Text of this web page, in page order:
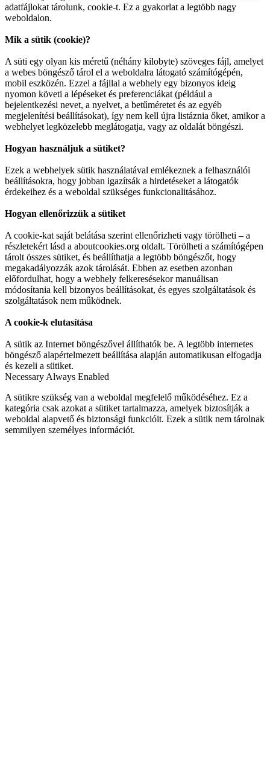
adatfájlokat tárolunk, cookie-t. Ez a gyakorlat a legtöbb nagy
weboldalon.
Mik a sütik (cookie)?
A süti egy olyan kis méretű (néhány kilobyte) szöveges fájl, amelyet
a webes böngésző tárol el a weboldalra látogató számítógépén,
mobil eszközén. Ezzel a fájllal a webhely egy bizonyos ideig
nyomon követi a lépéseket és preferenciákat (például a
bejelentkezési nevet, a nyelvet, a betűméretet és az egyéb
megjelenítési beállításokat), így nem kell újra listáznia őket, amikor a
webhelyet legközelebb meglátogatja, vagy az oldalát böngészi.
Hogyan használjuk a sütiket?
Ezek a webhelyek sütik használatával emlékeznek a felhasználói
beállításokra, hogy jobban igazítsák a hirdetéseket a látogatók
érdekeihez és a weboldal szükséges funkcionalitásához.
Hogyan ellenőrizzük a sütiket
A cookie-kat saját belátása szerint ellenőrizheti vagy törölheti – a
részletekért lásd a aboutcookies.org oldalt. Törölheti a számítógépen
tárolt összes sütiket, és beállíthatja a legtöbb böngészőt, hogy
megakadályozzák azok tárolását. Ebben az esetben azonban
előfordulhat, hogy a webhely felkeresésekor manuálisan
módosítania kell bizonyos beállításokat, és egyes szolgáltatások és
szolgáltatások nem működnek.
A cookie-k elutasítása
A sütik az Internet böngészővel állíthatók be. A legtöbb internetes
böngésző alapértelmezett beállítása alapján automatikusan elfogadja
és kezeli a sütiket.
Necessary Always Enabled
A sütikre szükség van a weboldal megfelelő működéséhez. Ez a
kategória csak azokat a sütiket tartalmazza, amelyek biztosítják a
weboldal alapvető és biztonsági funkcióit. Ezek a sütik nem tárolnak
semmilyen személyes információt.